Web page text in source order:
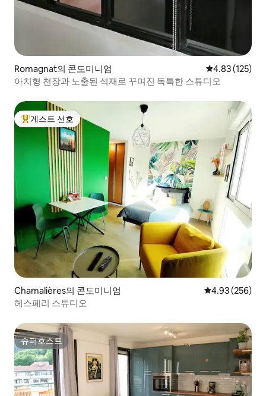
Romagnat의 콘도미니엄 평점 4.83점(5
4.83 (125)
아치형 천장과 노출된 석재로 꾸며진 독특한 스튜디오
상위 게스트 선호
게스트 선호
Chamalières의 콘도미니엄 평점 4.93점(5
4.93 (256)
헤스페리 스튜디오
슈퍼호스트
슈퍼호스트